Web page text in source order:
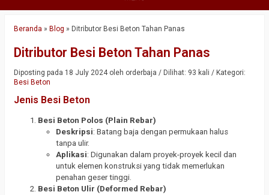
Beranda » Blog » Ditributor Besi Beton Tahan Panas
Ditributor Besi Beton Tahan Panas
Diposting pada 18 July 2024 oleh orderbaja / Dilihat: 93 kali / Kategori:
Besi Beton
Jenis Besi Beton
Besi Beton Polos (Plain Rebar)
Deskripsi: Batang baja dengan permukaan halus
tanpa ulir.
Aplikasi: Digunakan dalam proyek-proyek kecil dan
untuk elemen konstruksi yang tidak memerlukan
penahan geser tinggi.
Besi Beton Ulir (Deformed Rebar)